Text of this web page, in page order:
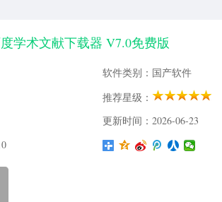
学术文献下载器 V7.0免费版
软件类别：国产软件
推荐星级：
更新时间：2026-06-23